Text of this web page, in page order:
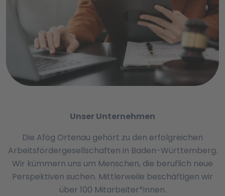
Unser Unternehmen
Die Afög Ortenau gehört zu den erfolgreichen
Arbeitsfördergesellschaften in Baden-Württemberg.
Wir kümmern uns um Menschen, die beruflich neue
Perspektiven suchen. Mittlerweile beschäftigen wir
über 100 Mitarbeiter*innen.